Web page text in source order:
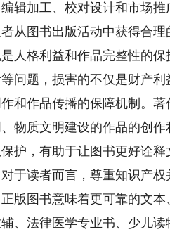
辑加工、校对设计和市场
从图书出版活动中获得合
人格利益和作品完整性的
问题，损害的不仅是财产
和作品传播的保障机制。
物质文明建设的作品的创
护，有助于让图书更好诠
读者而言，尊重知识产权
版图书意味着更可靠的文
、法律医学专业书、少儿